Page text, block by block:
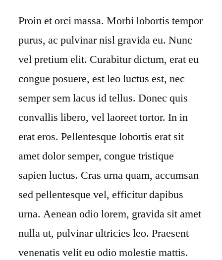
Proin et orci massa. Morbi lobortis tempor
purus, ac pulvinar nisl gravida eu. Nunc
vel pretium elit. Curabitur dictum, erat eu
congue posuere, est leo luctus est, nec
semper sem lacus id tellus. Donec quis
convallis libero, vel laoreet tortor. In in
erat eros. Pellentesque lobortis erat sit
amet dolor semper, congue tristique
sapien luctus. Cras urna quam, accumsan
sed pellentesque vel, efficitur dapibus
urna. Aenean odio lorem, gravida sit amet
nulla ut, pulvinar ultricies leo. Praesent
venenatis velit eu odio molestie mattis.